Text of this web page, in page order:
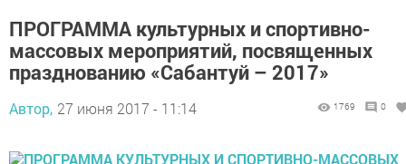
ПРОГРАММА культурных и спортивно-
массовых мероприятий, посвященных
празднованию «Сабантуй – 2017»
Автор, 27 июня 2017 - 11:14 1769 0